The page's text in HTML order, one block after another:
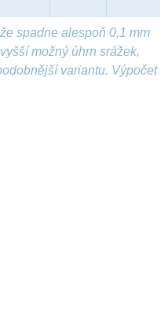
spadne alespoň 0,1 mm
možný úhrn srážek,
variantu. Výpočet